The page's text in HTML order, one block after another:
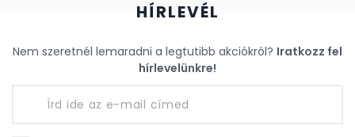
HÍRLEVÉL
Nem szeretnél lemaradni a legtutibb akciókról? Iratkozz fel
hírlevelünkre!